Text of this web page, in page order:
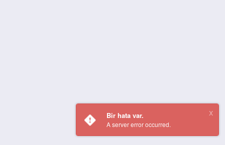
Bir hata var.
A server error occurred.